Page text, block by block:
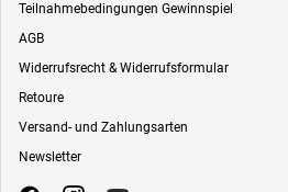
Teilnahmebedingungen Gewinnspiel
AGB
Widerrufsrecht & Widerrufsformular
Retoure
Versand- und Zahlungsarten
Newsletter